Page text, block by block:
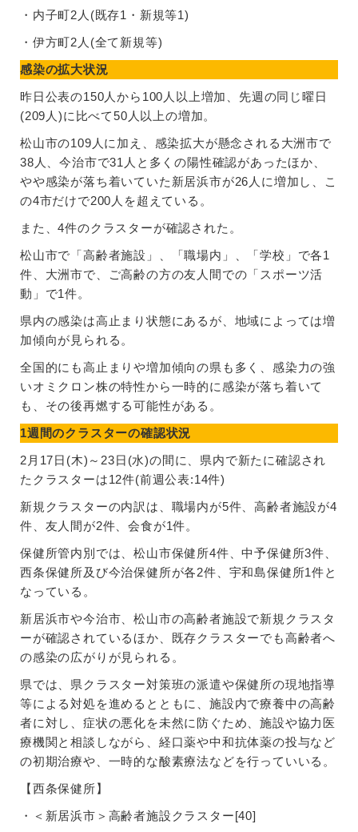
・内子町2人(既存1・新規等1)
・伊方町2人(全て新規等)
感染の拡大状況
昨日公表の150人から100人以上増加、先週の同じ曜日
(209人)に比べて50人以上の増加。
松山市の109人に加え、感染拡大が懸念される大洲市で
38人、今治市で31人と多くの陽性確認があったほか、
やや感染が落ち着いていた新居浜市が26人に増加し、こ
の4市だけで200人を超えている。
また、4件のクラスターが確認された。
松山市で「高齢者施設」、「職場内」、「学校」で各1
件、大洲市で、ご高齢の方の友人間での「スポーツ活
動」で1件。
県内の感染は高止まり状態にあるが、地域によっては増
加傾向が見られる。
全国的にも高止まりや増加傾向の県も多く、感染力の強
いオミクロン株の特性から一時的に感染が落ち着いて
も、その後再燃する可能性がある。
1週間のクラスターの確認状況
2月17日(木)～23日(水)の間に、県内で新たに確認され
たクラスターは12件(前週公表:14件)
新規クラスターの内訳は、職場内が5件、高齢者施設が4
件、友人間が2件、会食が1件。
保健所管内別では、松山市保健所4件、中予保健所3件、
西条保健所及び今治保健所が各2件、宇和島保健所1件と
なっている。
新居浜市や今治市、松山市の高齢者施設で新規クラスタ
ーが確認されているほか、既存クラスターでも高齢者へ
の感染の広がりが見られる。
県では、県クラスター対策班の派遣や保健所の現地指導
等による対処を進めるとともに、施設内で療養中の高齢
者に対し、症状の悪化を未然に防ぐため、施設や協力医
療機関と相談しながら、経口薬や中和抗体薬の投与など
の初期治療や、一時的な酸素療法などを行っていいる。
【西条保健所】
・＜新居浜市＞高齢者施設クラスター[40]